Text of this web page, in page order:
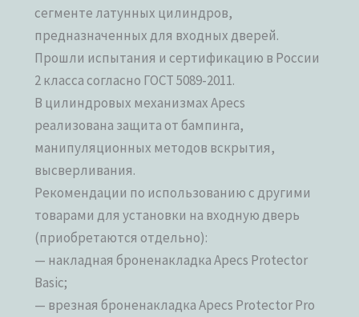
сегменте латунных цилиндров,
предназначенных для входных дверей.
Прошли испытания и сертификацию в России
2 класса согласно ГОСТ 5089-2011.
В цилиндровых механизмах Apecs
реализована защита от бампинга,
манипуляционных методов вскрытия,
высверливания.
Рекомендации по использованию с другими
товарами для установки на входную дверь
(приобретаются отдельно):
— накладная броненакладка Apecs Protector
Basic;
— врезная броненакладка Apecs Protector Pro